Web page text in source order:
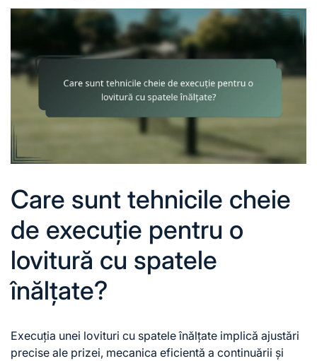
Care sunt tehnicile cheie
de execuție pentru o
lovitură cu spatele
înălțate?
Execuția unei lovituri cu spatele înălțate implică ajustări
precise ale prizei, mecanica eficientă a continuării și